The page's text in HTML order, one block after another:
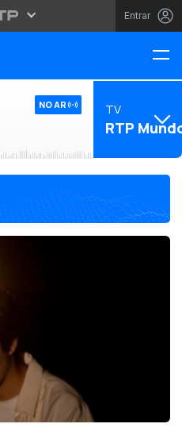
Entrar
NO AR TV
RTP